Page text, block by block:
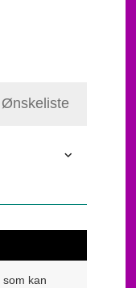
Ønskeliste
kan